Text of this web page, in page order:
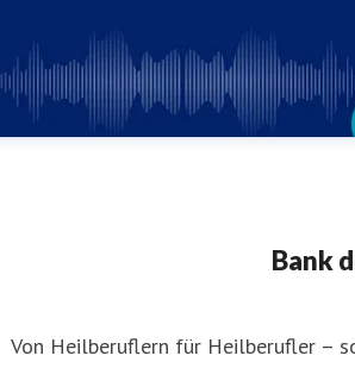
Bank
Von Heilberuflern für Heilberufler –